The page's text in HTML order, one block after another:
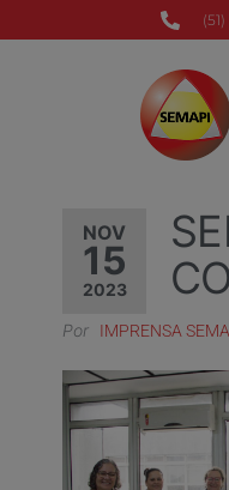
NOV
15
2023
Por IMPRENSA